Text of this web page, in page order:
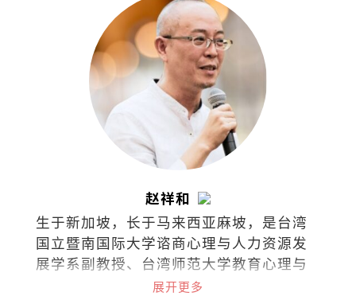
赵祥和
生于新加坡，长于马来西亚麻坡，是台湾
国立暨南国际大学谘商心理与人力资源发
展学系副教授、台湾师范大学教育心理与
辅导学系博士，也是一名谘商心理师。
展开更多